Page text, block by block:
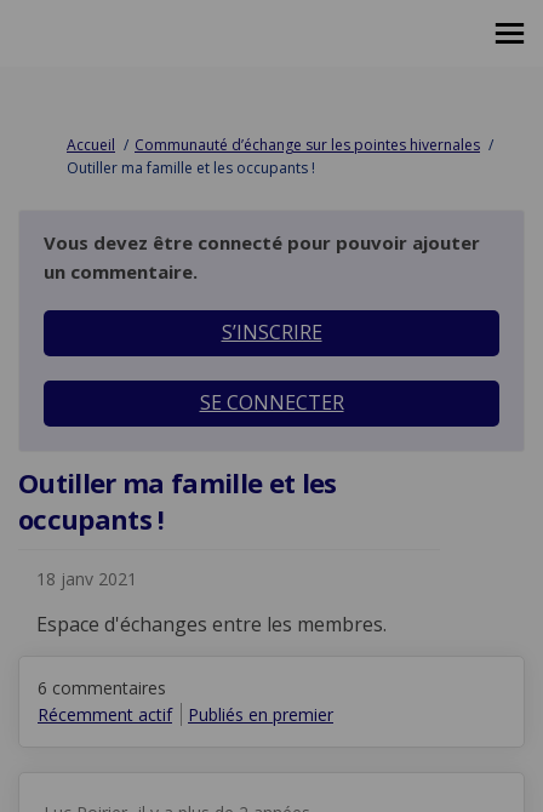
Vous êtes ici:
Accueil
Communauté d’échange sur les pointes hivernales
Outiller ma famille et les occupants !
Vous devez être connecté pour pouvoir ajouter
un commentaire.
S’INSCRIRE
SE CONNECTER
Outiller ma famille et les
occupants !
18 janv 2021
Espace d'échanges entre les membres.
6 commentaires
Récemment actif
Publiés en premier